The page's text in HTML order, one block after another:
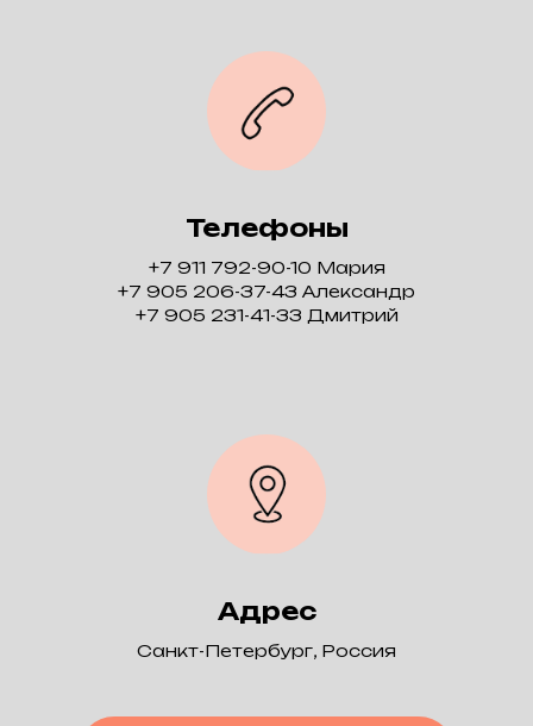
Телефоны
+7 911 792-90-10 Мария
+7 905 206-37-43 Александр
+7 905 231-41-33 Дмитрий
Адрес
Санкт-Петербург, Россия